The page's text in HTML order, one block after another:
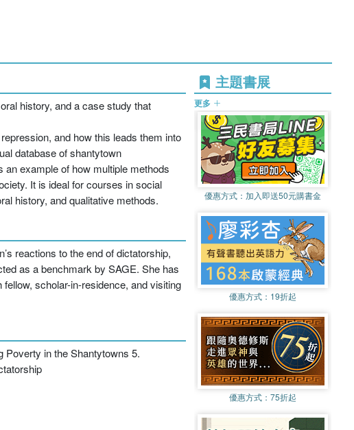
history, and a case study that
and how this leads them into
database of shantytown
example of how multiple methods
It is ideal for courses in social
history, and qualitative methods.
reactions to the end of dictatorship,
as a benchmark by SAGE. She has
scholar-in-residence, and visiting
Poverty in the Shantytowns 5.
主題書展
更多
優惠方式： 加入即送50元購書金
優惠方式： 19折起
優惠方式： 75折起